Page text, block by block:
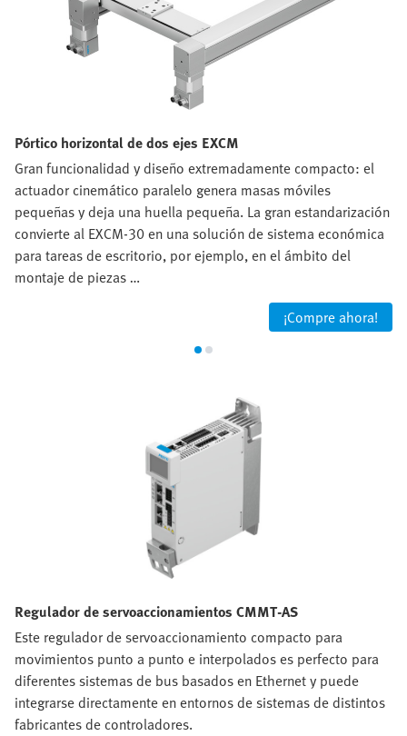
Pórtico horizontal de dos ejes EXCM
Gran funcionalidad y diseño extremadamente compacto: el
actuador cinemático paralelo genera masas móviles
pequeñas y deja una huella pequeña. La gran estandarización
convierte al EXCM-30 en una solución de sistema económica
para tareas de escritorio, por ejemplo, en el ámbito del
montaje de piezas …
¡Compre ahora!
Regulador de servoaccionamientos CMMT-AS
Este regulador de servoaccionamiento compacto para
movimientos punto a punto e interpolados es perfecto para
diferentes sistemas de bus basados en Ethernet y puede
integrarse directamente en entornos de sistemas de distintos
fabricantes de controladores.